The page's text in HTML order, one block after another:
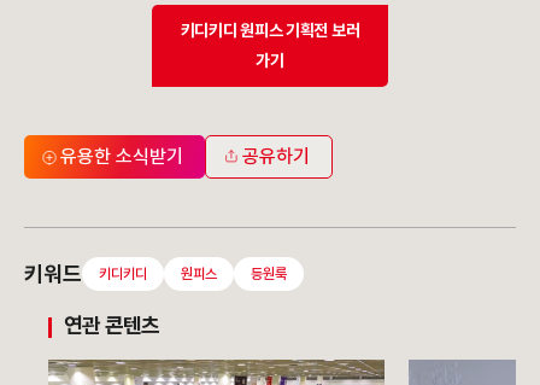
키디키디 원피스 기획전 보러
가기
유용한 소식받기 공유하기
키워드 키디키디 원피스 등원룩
연관 콘텐츠